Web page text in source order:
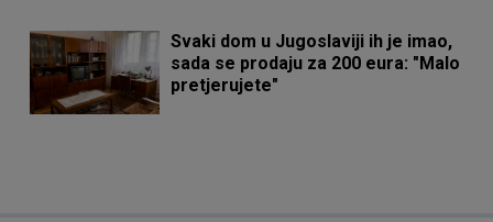
Svaki dom u Jugoslaviji ih je imao,
sada se prodaju za 200 eura: "Malo
pretjerujete"